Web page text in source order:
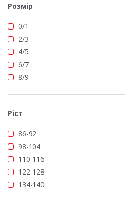
Розмір
0/1
2/3
4/5
6/7
8/9
Ріст
86-92
98-104
110-116
122-128
134-140